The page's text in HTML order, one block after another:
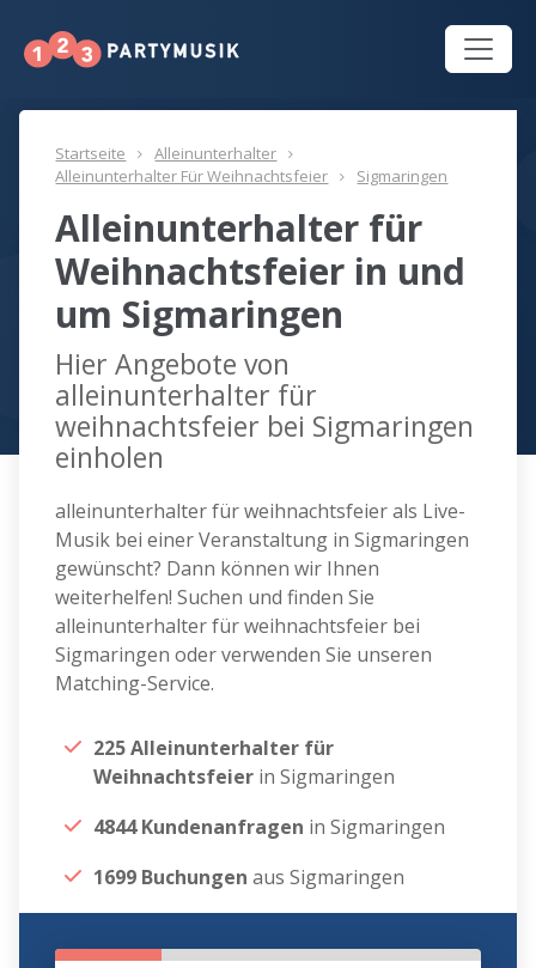
Startseite
Alleinunterhalter
Alleinunterhalter Für Weihnachtsfeier
Sigmaringen
Alleinunterhalter für
Weihnachtsfeier in und
um Sigmaringen
Hier Angebote von
alleinunterhalter für
weihnachtsfeier bei Sigmaringen
einholen
alleinunterhalter für weihnachtsfeier als Live-
Musik bei einer Veranstaltung in Sigmaringen
gewünscht? Dann können wir Ihnen
weiterhelfen! Suchen und finden Sie
alleinunterhalter für weihnachtsfeier bei
Sigmaringen oder verwenden Sie unseren
Matching-Service.
225 Alleinunterhalter für
Weihnachtsfeier in Sigmaringen
4844 Kundenanfragen in Sigmaringen
1699 Buchungen aus Sigmaringen